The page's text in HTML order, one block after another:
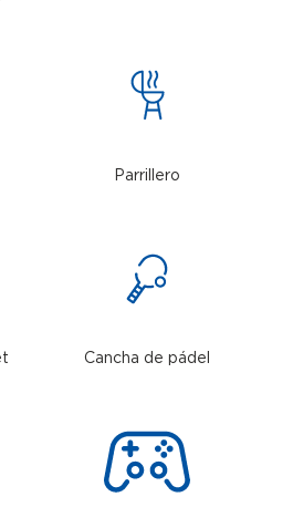
Parrillero
Cancha de pádel